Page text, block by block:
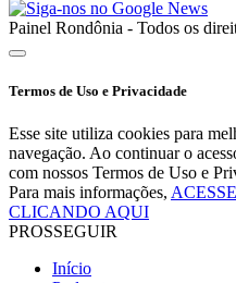
Painel Rondônia - Todos os
Termos de Uso e Privacidade
Esse site utiliza cookies para
navegação. Ao continuar o
com nossos Termos de Uso e
Para mais informações,
CLICANDO AQUI
PROSSEGUIR
Início